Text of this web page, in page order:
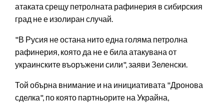
атаката срещу петролната рафинерия в сибирския
град не е изолиран случай.
"В Русия не остана нито една голяма петролна
рафинерия, която да не е била атакувана от
украинските въоръжени сили", заяви Зеленски.
Той обърна внимание и на инициативата "Дронова
сделка", по която партньорите на Украйна,